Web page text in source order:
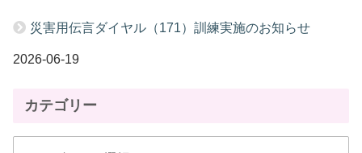
災害用伝言ダイヤル（171）訓練実施のお知らせ
2026-06-19
カテゴリー